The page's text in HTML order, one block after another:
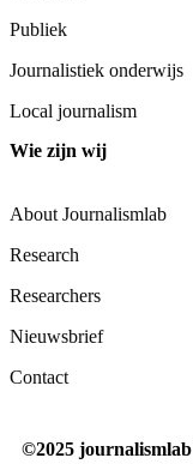
Publiek
Journalistiek onderwijs
Local journalism
Wie zijn wij
About Journalismlab
Research
Researchers
Nieuwsbrief
Contact
©2025 journalismlab